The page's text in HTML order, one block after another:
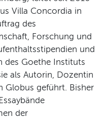
Villa Concordia in
des
Forschung und
und
des Goethe Instituts
als Autorin, Dozentin
Globus geführt. Bisher
der